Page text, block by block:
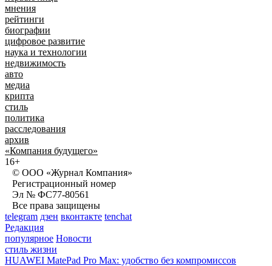
мнения
рейтинги
биографии
цифровое развитие
наука и технологии
недвижимость
авто
медиа
крипта
стиль
политика
расследования
архив
«Компания будущего»
16+
© ООО «Журнал Компания»
Регистрационный номер
Эл № ФС77-80561
Все права защищены
telegram дзен вконтакте tenchat
Редакция
популярное Новости
стиль жизни
HUAWEI MatePad Pro Max: удобство без компромиссов